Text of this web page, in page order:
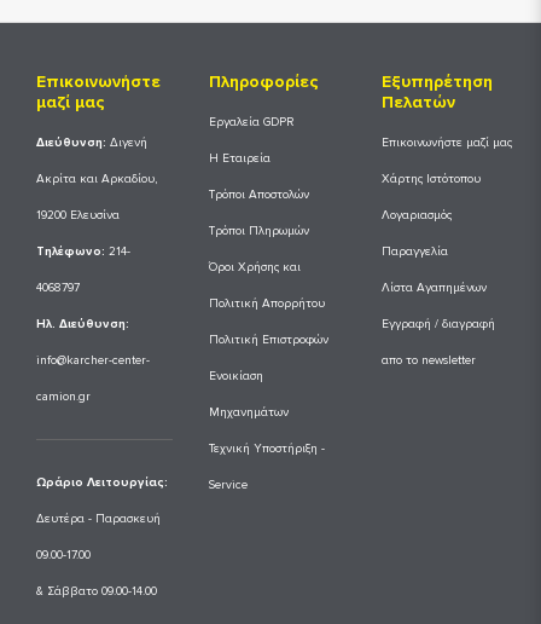
Επικοινωνήστε
μαζί μας
Διεύθυνση: Διγενή
Ακρίτα και Αρκαδίου,
19200 Ελευσίνα
Tηλέφωνο: 214-
4068797
Ηλ. Διεύθυνση:
info@karcher-center-
camion.gr
Ωράριο Λειτουργίας:
Δευτέρα - Παρασκευή
09.00-17.00
& Σάββατο 09.00-14.00
Πληροφορίες
Εργαλεία GDPR
Η Εταιρεία
Τρόποι Αποστολών
Τρόποι Πληρωμών
Όροι Χρήσης και
Πολιτική Απορρήτου
Πολιτική Επιστροφών
Ενοικίαση
Μηχανημάτων
Τεχνική Υποστήριξη -
Service
Εξυπηρέτηση
Πελατών
Επικοινωνήστε μαζί μας
Χάρτης Ιστότοπου
Λογαριασμός
Παραγγελία
Λίστα Αγαπημένων
Εγγραφή / διαγραφή
απο το newsletter